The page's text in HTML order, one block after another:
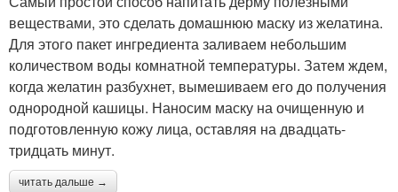
веществами, это сделать домашнюю маску из желатина.
Для этого пакет ингредиента заливаем небольшим
количеством воды комнатной температуры. Затем ждем,
когда желатин разбухнет, вымешиваем его до получения
однородной кашицы. Наносим маску на очищенную и
подготовленную кожу лица, оставляя на двадцать-
тридцать минут.
читать дальше →